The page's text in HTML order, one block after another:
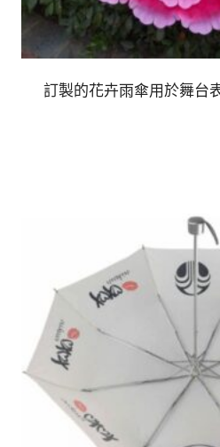
訂製的花卉雨傘用於舞台